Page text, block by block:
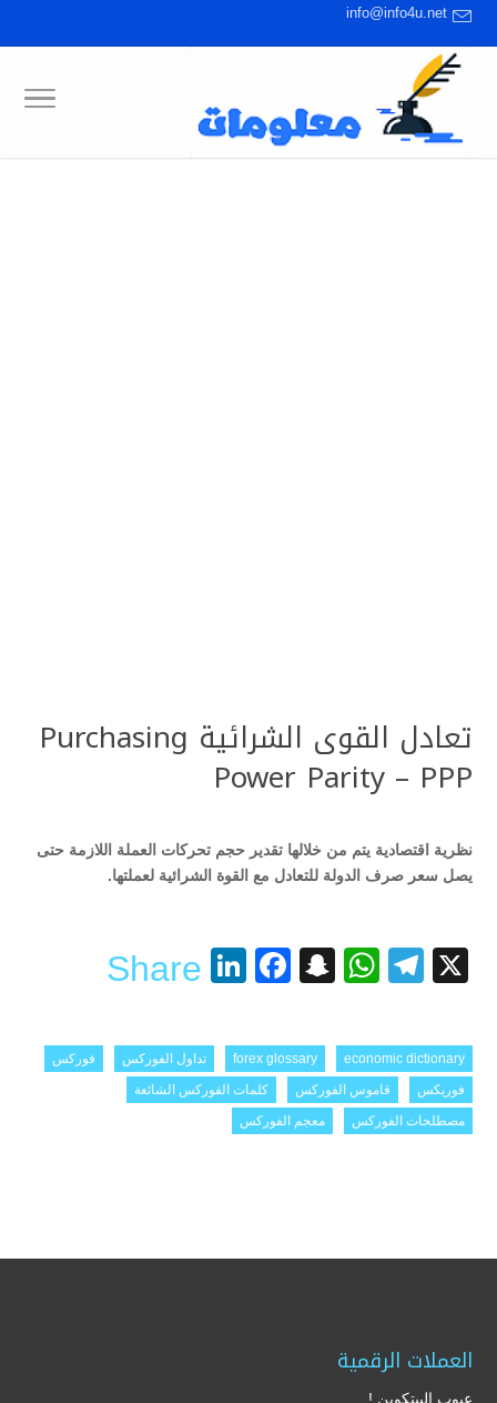
info@info4u.net
تعادل القوى الشرائية Purchasing
Power Parity – PPP
نظرية اقتصادية يتم من خلالها تقدير حجم تحركات العملة اللازمة حتى
يصل سعر صرف الدولة للتعادل مع القوة الشرائية لعملتها.
X
Telegram
WhatsApp
Snapchat
Facebook
LinkedIn
Share
economic dictionary
forex glossary تداول الفوركس
فوركس
فوريكس
قاموس الفوركس
كلمات الفوركس الشائعة
مصطلحات الفوركس
معجم الفوركس
العملات الرقمية
عيوب البيتكوين !